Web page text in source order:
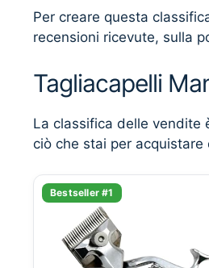
Per creare questa
recensioni ricevute, sulla
Tagliacapelli
La classifica delle vendite
ciò che stai per
Bestseller #1